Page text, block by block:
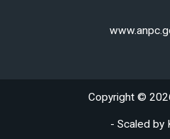
Copyright ©
- Scaled by